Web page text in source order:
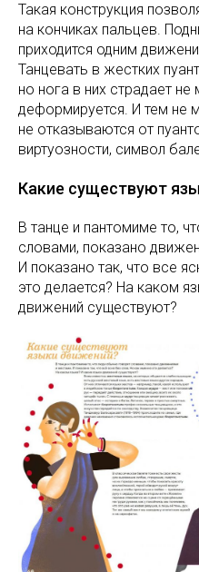
Такая конструкция
на кончиках пальцев.
приходится одним
Танцевать в жестких
но нога в них страдает
деформируется. И тем не
не отказываются от
виртуозности, символ
Какие существуют
В танце и пантомиме то,
словами, показано
И показано так, что все
это делается? На каком
движений существуют?